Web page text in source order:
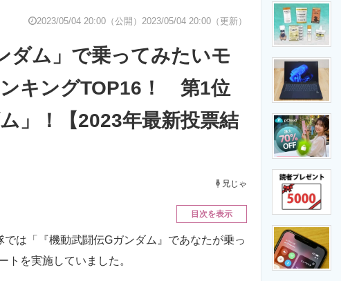
経営リーダーのコミュニティ
製造業のIT導入・活用を支援
エネルギーの専門メディア
2023/05/04 20:00（公開） 2023/05/04 20:00（更新）
ダム」で乗ってみたいモ
キングTOP16！ 第1位
」！【2023年最新投票結
兄じゃ
目次を表示
は「『機動武闘伝Gガンダム』であなたが乗っ
トを実施していました。